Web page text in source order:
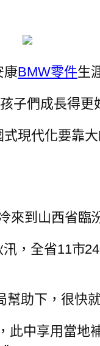
康BMW零件生
子們成長得更
現代化要靠
來到山西省臨
，全省11市
助下，很快
中享用當地